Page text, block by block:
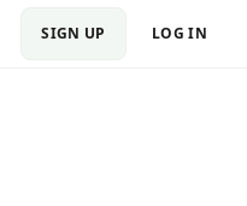
SIGN UP LOG IN